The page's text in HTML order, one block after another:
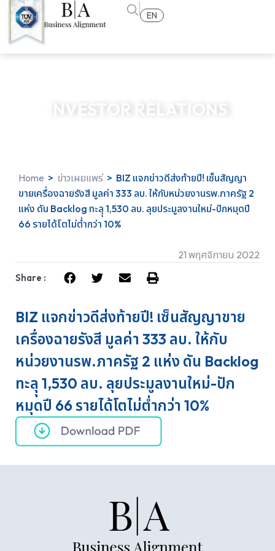
EN
INVESTOR RELATIONS
Home > ข่าวเผยแพร่ > BIZ แจกข่าวดีส่งท้ายปี! เซ็นสัญญา
ขายเครื่องฉายรังสี มูลค่า 333 ลบ. ให้กับหน่วยงานรพ.ภาครัฐ 2
แห่ง ดัน Backlog ทะลุุ 1,530 ลบ. ลุยประมูลงานใหม่-ปักหมุดปี
66 รายได้โตไม่ต่ำกว่า 10%
21 พฤศจิกายน 2022
Share :
BIZ แจกข่าวดีส่งท้ายปี! เซ็นสัญญาขาย
เครื่องฉายรังสี มูลค่า 333 ลบ. ให้กับ
หน่วยงานรพ.ภาครัฐ 2 แห่ง ดัน Backlog
ทะลุุ 1,530 ลบ. ลุยประมูลงานใหม่-ปัก
หมุดปี 66 รายได้โตไม่ต่ำกว่า 10%